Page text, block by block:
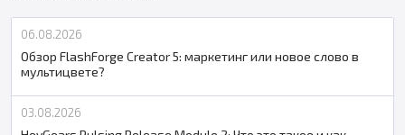
06.08.2026
Обзор FlashForge Creator 5: маркетинг или новое слово в
мультицвете?
03.08.2026